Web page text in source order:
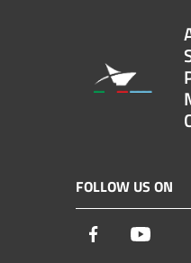
FOLLOW US ON
Facebook